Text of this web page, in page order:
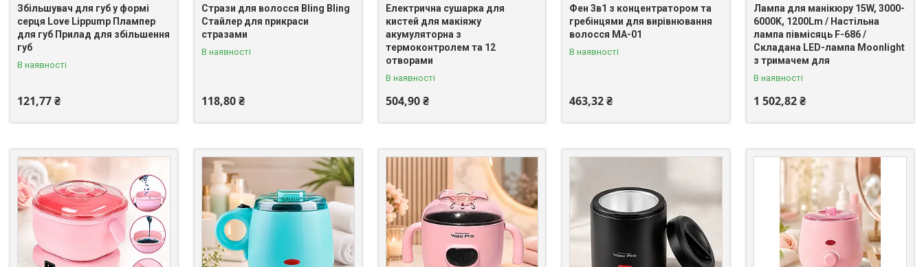
Збільшувач для губ у формі
серця Love Lippump Плампер
для губ Прилад для збільшення
губ
В наявності
121,77 ₴
Стрази для волосся Bling Bling
Стайлер для прикраси
стразами
В наявності
118,80 ₴
Електрична сушарка для
кистей для макіяжу
акумуляторна з
термоконтролем та 12
отворами
В наявності
504,90 ₴
Фен 3в1 з концентратором та
гребінцями для вирівнювання
волосся MA-01
В наявності
463,32 ₴
Лампа для манікюру 15W, 3000-
6000K, 1200Lm / Настільна
лампа півмісяць F-686 /
Складана LED-лампа Moonlight
з тримачем для
В наявності
1 502,82 ₴